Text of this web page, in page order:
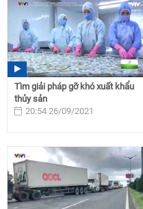
Tìm giải pháp gỡ khó xuất khẩu
thủy sản
20:54 26/09/2021